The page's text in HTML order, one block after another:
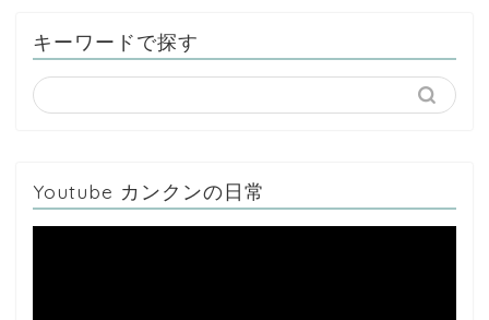
キーワードで探す
Youtube カンクンの日常